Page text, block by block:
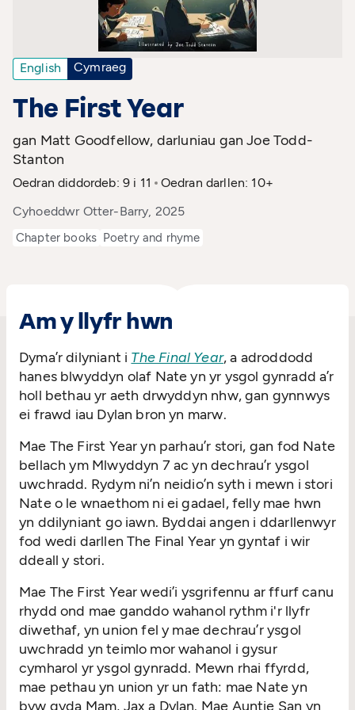
English Cymraeg
The First Year
gan Matt Goodfellow, darluniau gan Joe Todd-
Stanton
Oedran diddordeb: 9 i 11
Oedran darllen: 10+
Cyhoeddwr Otter-Barry, 2025
Chapter books Poetry and rhyme
Am y llyfr hwn
Dyma’r dilyniant i The Final Year, a adroddodd
hanes blwyddyn olaf Nate yn yr ysgol gynradd a’r
holl bethau yr aeth drwyddyn nhw, gan gynnwys
ei frawd iau Dylan bron yn marw.
Mae The First Year yn parhau’r stori, gan fod Nate
bellach ym Mlwyddyn 7 ac yn dechrau’r ysgol
uwchradd. Rydym ni’n neidio’n syth i mewn i stori
Nate o le wnaethom ni ei gadael, felly mae hwn
yn ddilyniant go iawn. Byddai angen i ddarllenwyr
fod wedi darllen The Final Year yn gyntaf i wir
ddeall y stori.
Mae The First Year wedi’i ysgrifennu ar ffurf canu
rhydd ond mae ganddo wahanol rythm i'r llyfr
diwethaf, yn union fel y mae dechrau’r ysgol
uwchradd yn teimlo mor wahanol i gysur
cymharol yr ysgol gynradd. Mewn rhai ffyrdd,
mae pethau yn union yr un fath: mae Nate yn
byw gyda Mam, Jax a Dylan. Mae Auntie San yn